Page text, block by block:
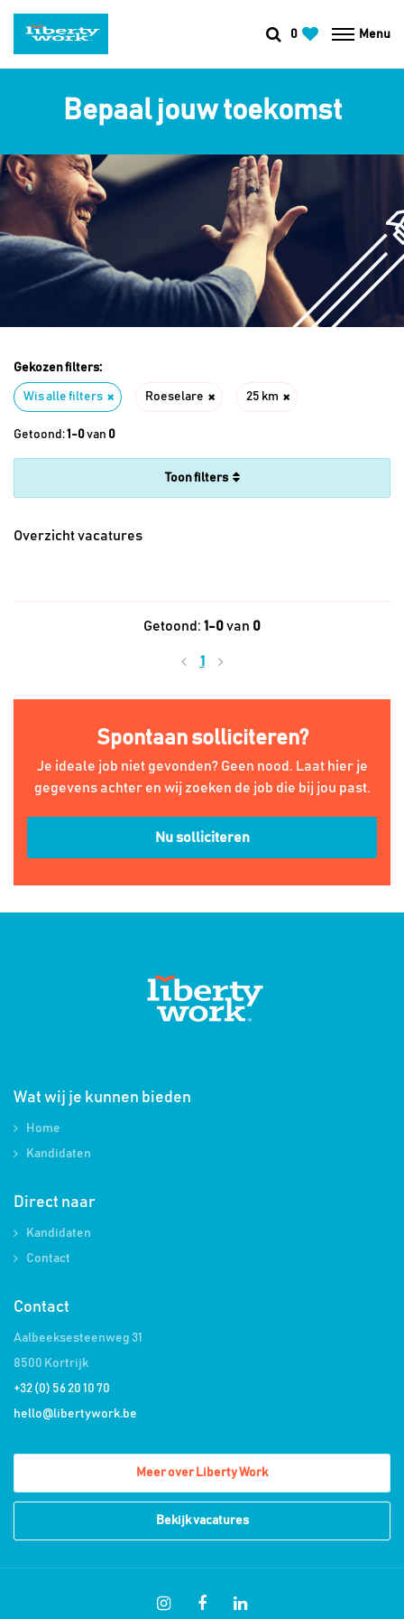
0 Menu
Bepaal jouw toekomst
Gekozen filters:
Wis alle filters Roeselare 25 km
Getoond:1-0van 0
filters
Overzicht vacatures
Getoond: 1-0van 0
1
Spontaan solliciteren?
Je ideale job niet gevonden? Geen nood. Laat hier je
gegevens achter en wij zoeken de job die bij jou past.
Nu solliciteren
Wat wij je kunnen bieden
Home
Kandidaten
Direct naar
Kandidaten
Contact
Contact
Aalbeeksesteenweg 31
8500 Kortrijk
+32 (0) 56 20 10 70
hello@libertywork.be
Meer over Liberty Work
Bekijk vacatures